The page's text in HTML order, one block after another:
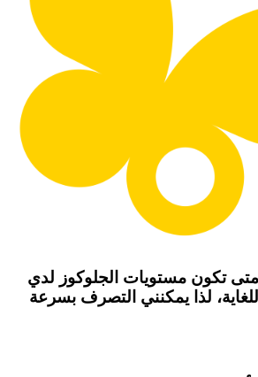
متى تكون مستويات الجلوكوز لدي
لذا يمكنني التصرف بسرعة